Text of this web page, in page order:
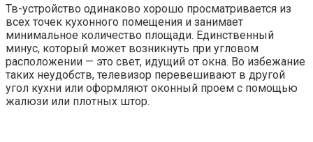
Тв-устройство одинаково хорошо просматривается из
всех точек кухонного помещения и занимает
минимальное количество площади. Единственный
минус, который может возникнуть при угловом
расположении — это свет, идущий от окна. Во избежание
таких неудобств, телевизор перевешивают в другой
угол кухни или оформляют оконный проем с помощью
жалюзи или плотных штор.